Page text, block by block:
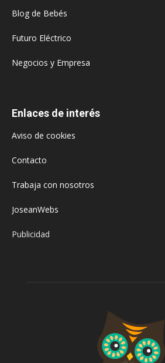
Blog de Bebés
Futuro Eléctrico
Negocios y Empresa
Enlaces de interés
Aviso de cookies
Contacto
Trabaja con nosotros
JoseanWebs
Publicidad